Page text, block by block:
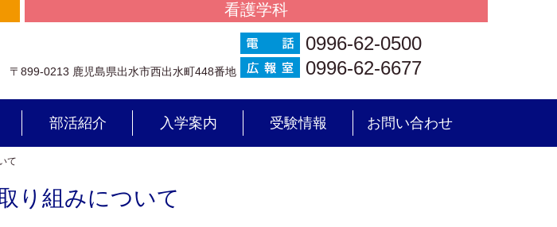
看護学科
〒899-0213 鹿児島県出水市西出水町448番地
0996-62-0500
0996-62-6677
部活紹介 入学案内 受験情報 お問い合わせ
て
り組みについて